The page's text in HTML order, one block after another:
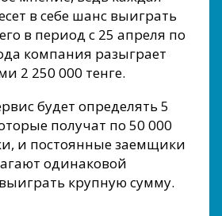
в себе шанс выиграть
в период с 25 апреля по
компания разыграет
2 250 000 тенге.
будет определять 5
получат по 50 000
и постоянные заемщики
одинаковой
крупную сумму.